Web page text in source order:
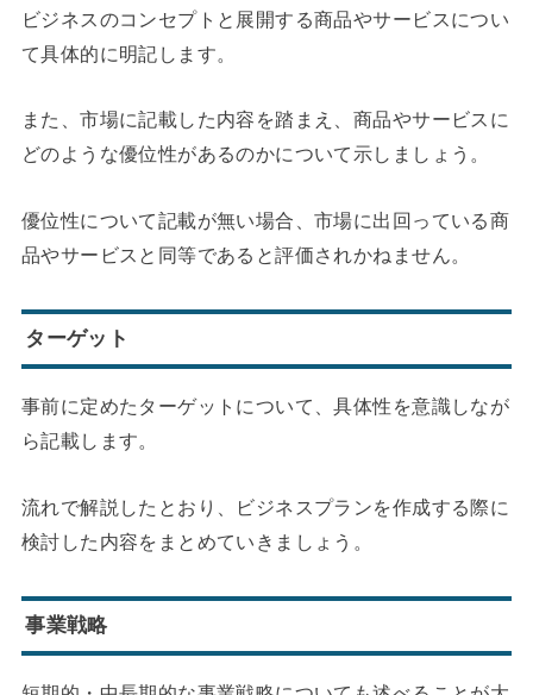
ビジネスのコンセプトと展開する商品やサービスについ
て具体的に明記します。
また、市場に記載した内容を踏まえ、商品やサービスに
どのような優位性があるのかについて示しましょう。
優位性について記載が無い場合、市場に出回っている商
品やサービスと同等であると評価されかねません。
ターゲット
事前に定めたターゲットについて、具体性を意識しなが
ら記載します。
流れで解説したとおり、ビジネスプランを作成する際に
検討した内容をまとめていきましょう。
事業戦略